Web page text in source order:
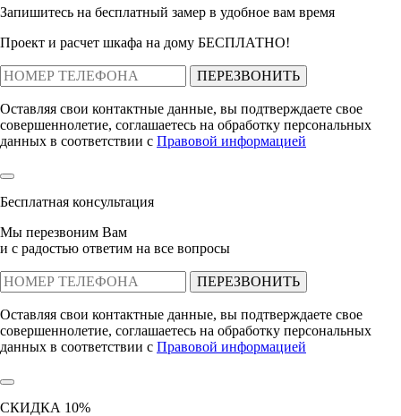
Запишитесь на бесплатный замер в удобное вам время
Проект и расчет шкафа на дому БЕСПЛАТНО!
ПЕРЕЗВОНИТЬ
Оставляя свои контактные данные, вы подтверждаете свое
совершеннолетие, соглашаетесь на обработку персональных
данных в соответствии с Правовой информацией
Бесплатная консультация
Мы перезвоним Вам
и с радостью ответим на все вопросы
ПЕРЕЗВОНИТЬ
Оставляя свои контактные данные, вы подтверждаете свое
совершеннолетие, соглашаетесь на обработку персональных
данных в соответствии с Правовой информацией
СКИДКА 10%